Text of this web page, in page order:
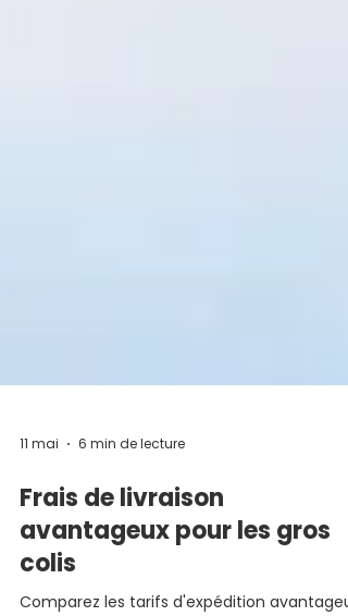
11 mai 6 min de lecture
Frais de livraison
avantageux pour les gros